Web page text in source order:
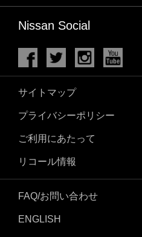
Nissan Social
サイトマップ
プライバシーポリシー
ご利用にあたって
リコール情報
FAQ/お問い合わせ
ENGLISH